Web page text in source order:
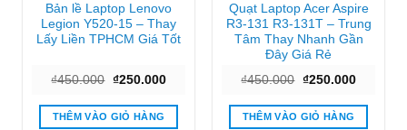
Bản lề Laptop Lenovo
Legion Y520-15 – Thay
Lấy Liền TPHCM Giá Tốt
₫450.000 Giá
là:
₫450.000.
₫250.000Giá
tại
₫250.000.
THÊM VÀO GIỎ HÀNG
Quạt Laptop Acer Aspire
R3-131 R3-131T – Trung
Tâm Thay Nhanh Gần
Đây Giá Rẻ
₫450.000 Giá
là:
₫450.000.
₫250.000Giá
tại
THÊM VÀO GIỎ HÀNG